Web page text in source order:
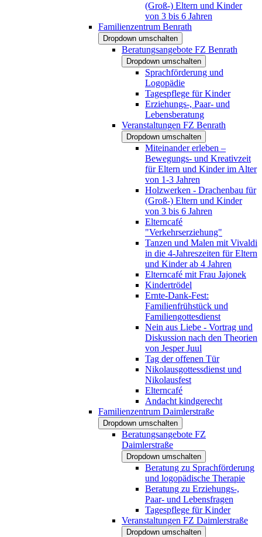
(Groß-) Eltern und Kinder
von 3 bis 6 Jahren
Familienzentrum Benrath
Dropdown umschalten
Beratungsangebote FZ Benrath
Dropdown umschalten
Sprachförderung und
Logopädie
Tagespflege für Kinder
Erziehungs-, Paar- und
Lebensberatung
Veranstaltungen FZ Benrath
Dropdown umschalten
Miteinander erleben –
Bewegungs- und Kreativzeit
für Eltern und Kinder im Alter
von 1-3 Jahren
Holzwerken - Drachenbau für
(Groß-) Eltern und Kinder
von 3 bis 6 Jahren
Elterncafé
"Verkehrserziehung"
Tanzen und Malen mit Vivaldi
in die 4-Jahreszeiten für Eltern
und Kinder ab 4 Jahren
Elterncafé mit Frau Jajonek
Kindertrödel
Ernte-Dank-Fest:
Familienfrühstück und
Familiengottesdienst
Nein aus Liebe - Vortrag und
Diskussion nach den Theorien
von Jesper Juul
Tag der offenen Tür
Nikolausgottessdienst und
Nikolausfest
Elterncafé
Andacht kindgerecht
Familienzentrum Daimlerstraße
Dropdown umschalten
Beratungsangebote FZ
Daimlerstraße
Dropdown umschalten
Beratung zu Sprachförderung
und logopädische Therapie
Beratung zu Erziehungs-,
Paar- und Lebensfragen
Tagespflege für Kinder
Veranstaltungen FZ Daimlerstraße
Dropdown umschalten